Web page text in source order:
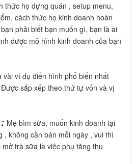
thức họ dựng quán , setup menu,
cách thức họ kinh doanh hoàn
phải biết bạn muốn gì, bạn là ai
được mô hình kinh doanh của bạn
vài ví dụ điển hình phổ biến nhất
sắp xếp theo thứ tự vốn và vị
Mẹ bìm sữa, muốn kinh doanh tại
, không cần bán mỗi ngày , vui thì
trà sữa là việc phụ tăng thu